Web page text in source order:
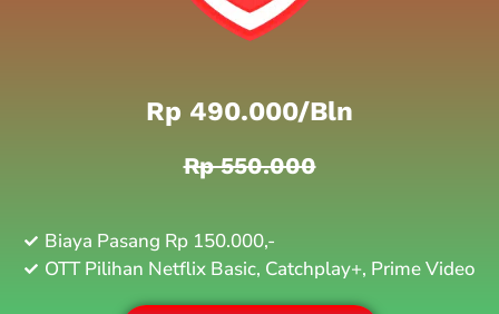
Rp 490.000/bln
Rp 550.000
Biaya Pasang Rp 150.000,-
OTT Pilihan Netflix Basic, Catchplay+, Prime Video